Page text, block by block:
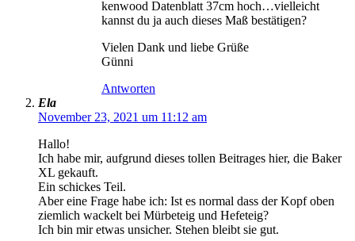
kenwood Datenblatt 37cm hoch…vielleicht
kannst du ja auch dieses Maß bestätigen?
Vielen Dank und liebe Grüße
Günni
Antworten
Ela
November 23, 2021 um 11:12 am
Hallo!
Ich habe mir, aufgrund dieses tollen Beitrages hier, die Baker
XL gekauft.
Ein schickes Teil.
Aber eine Frage habe ich: Ist es normal dass der Kopf oben
ziemlich wackelt bei Mürbeteig und Hefeteig?
Ich bin mir etwas unsicher. Stehen bleibt sie gut.